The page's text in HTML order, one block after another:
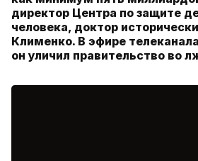
директор Центра по защите
человека, доктор
Клименко. В эфире
он уличил правительство во